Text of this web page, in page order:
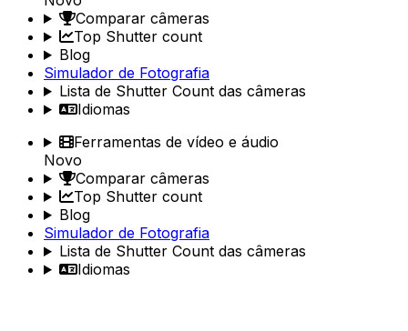
Comparar câmeras
Top Shutter count
Blog
Simulador de Fotografia
Lista de Shutter Count das câmeras
Idiomas
Ferramentas de vídeo e áudio
Novo
Comparar câmeras
Top Shutter count
Blog
Simulador de Fotografia
Lista de Shutter Count das câmeras
Idiomas